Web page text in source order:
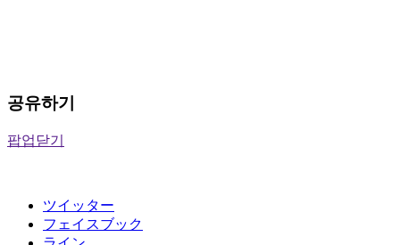
공유하기
팝업닫기
ツイッター
フェイスブック